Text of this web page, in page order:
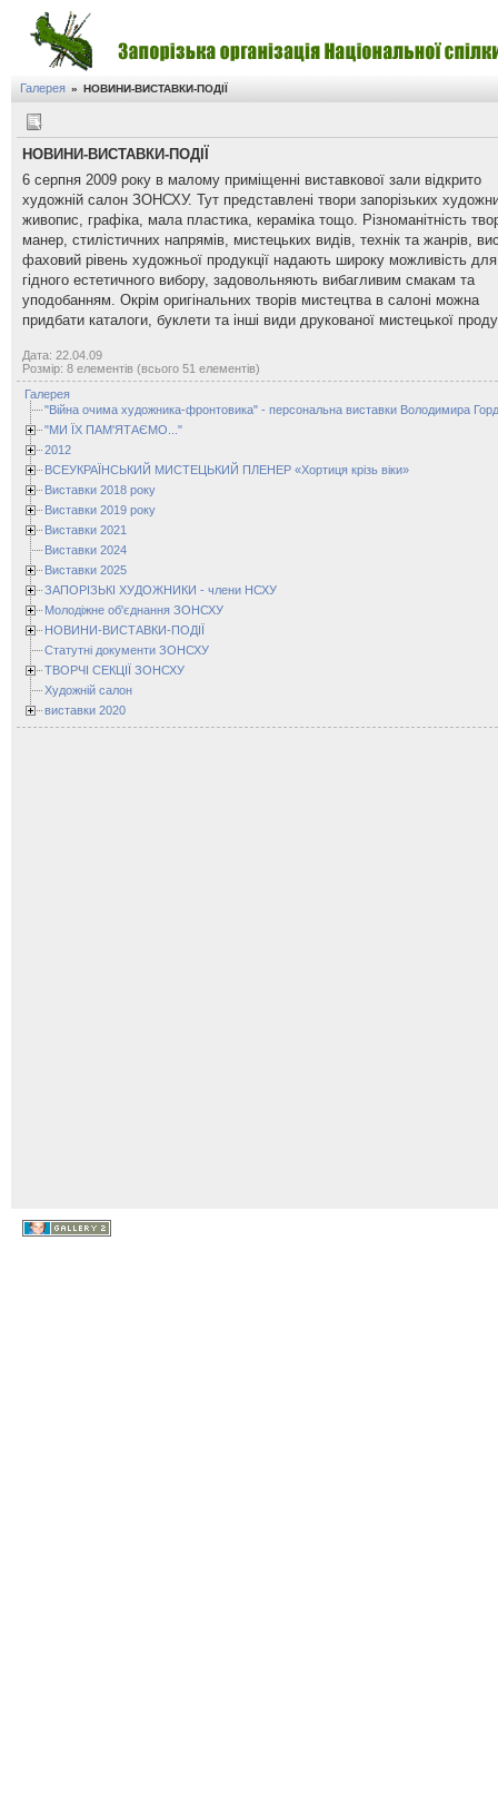
Галерея » НОВИНИ-ВИСТАВКИ-ПОДІЇ
НОВИНИ-ВИСТАВКИ-ПОДІЇ
6 серпня 2009 року в малому приміщенні виставкової зали відкрито
художній салон ЗОНСХУ. Тут представлені твори запорізьких
живопис, графіка, мала пластика, кераміка тощо. Різноманітність
манер, стилістичних напрямів, мистецьких видів, технік та жанрів,
фаховий рівень художньої продукції надають широку можливість для
гідного естетичного вибору, задовольняють вибагливим смакам та
уподобанням. Окрім оригінальних творів мистецтва в салоні можна
придбати каталоги, буклети та інші види друкованої мистецької
Дата: 22.04.09
Розмір: 8 елементів (всього 51 елементів)
Галерея
"Війна очима художника-фронтовика" - персональна виставки Володимира
"МИ ЇХ ПАМ'ЯТАЄМО..."
2012
ВСЕУКРАЇНСЬКИЙ МИСТЕЦЬКИЙ ПЛЕНЕР «Хортиця крізь віки»
Виставки 2018 року
Виставки 2019 року
Виставки 2021
Виставки 2024
Виставки 2025
ЗАПОРІЗЬКІ ХУДОЖНИКИ - члени НСХУ
Молодіжне об'єднання ЗОНСХУ
НОВИНИ-ВИСТАВКИ-ПОДІЇ
Статутні документи ЗОНСХУ
ТВОРЧІ СЕКЦІЇ ЗОНСХУ
Художній салон
виставки 2020